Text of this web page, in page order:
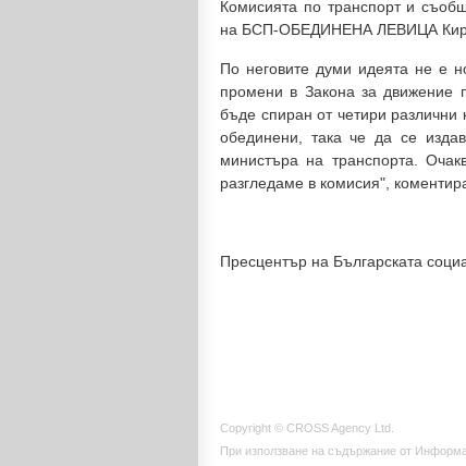
Комисията по транспорт и
на БСП-ОБЕДИНЕНА ЛЕВИЦА
По неговите думи идеята не е
промени в Закона за движение
бъде спиран от четири
обединени, така че да се
министъра на транспорта.
разгледаме в комисия",
Пресцентър на Българската
Copyright © CROSS Agency Ltd.
При използване на съдържание от